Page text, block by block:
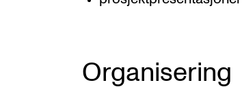
Organisering